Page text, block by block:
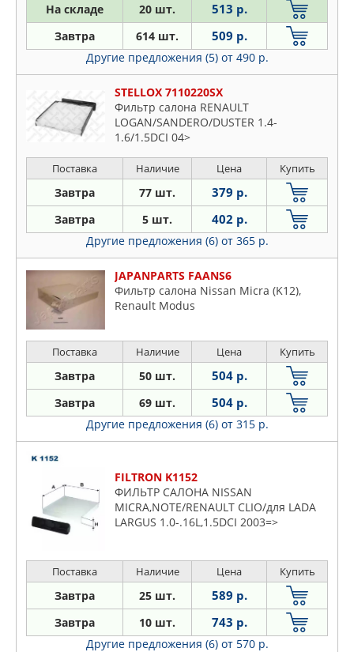
На складе 20 шт. 513 р.
Завтра 614 шт. 509 р.
Другие предложения (5) от 490 р.
STELLOX 7110220SX
Фильтр салона RENAULT
LOGAN/SANDERO/DUSTER 1.4-
1.6/1.5DCI 04>
Поставка Наличие Цена Купить
Завтра 77 шт. 379 р.
Завтра 5 шт. 402 р.
Другие предложения (6) от 365 р.
JAPANPARTS FAANS6
Фильтр салона Nissan Micra (K12),
Renault Modus
Поставка Наличие Цена Купить
Завтра 50 шт. 504 р.
Завтра 69 шт. 504 р.
Другие предложения (6) от 315 р.
FILTRON K1152
ФИЛЬТР САЛОНА NISSAN
MICRA,NOTE/RENAULT CLIO/для LADA
LARGUS 1.0-.16L,1.5DCI 2003=>
Поставка Наличие Цена Купить
Завтра 25 шт. 589 р.
Завтра 10 шт. 743 р.
Другие предложения (6) от 570 р.